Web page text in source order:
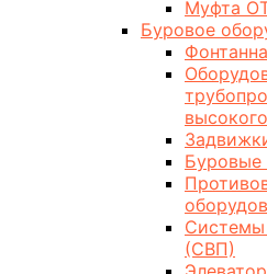
Муфта
Буровое
Буровые
Системы
(СВП)